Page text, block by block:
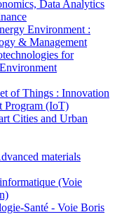
Data Analytics
Environment :
& Management
for
of Things : Innovation
Program (IoT)
Cities and Urban
materials
(Voie
Santé - Voie Boris